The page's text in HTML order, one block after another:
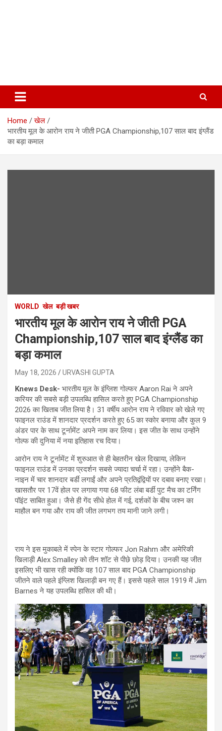
Home
खेल
भारतीय मूल के आरोन राय ने जीती PGA Championship,107 साल बाद इंग्लैंड
का बड़ा कमाल
WORLD खेल बड़ी खबर
भारतीय मूल के आरोन राय ने जीती PGA
Championship,107 साल बाद इंग्लैंड का
बड़ा कमाल
May 18, 2026 URVASHI GUPTA
Knews Desk- भारतीय मूल के इंग्लिश गोल्फर Aaron Rai ने अपने
करियर की सबसे बड़ी उपलब्धि हासिल करते हुए PGA Championship
2026 का खिताब जीत लिया है। 31 वर्षीय आरोन राय ने रविवार को खेले गए
फाइनल राउंड में शानदार प्रदर्शन करते हुए 65 का स्कोर बनाया और कुल 9
अंडर पार के साथ टूर्नामेंट अपने नाम कर लिया। इस जीत के साथ उन्होंने
गोल्फ की दुनिया में नया इतिहास रच दिया।
आरोन राय ने टूर्नामेंट में शुरुआत से ही बेहतरीन खेल दिखाया, लेकिन
फाइनल राउंड में उनका प्रदर्शन सबसे ज्यादा चर्चा में रहा। उन्होंने बैक-
नाइन में चार शानदार बर्डी लगाईं और अपने प्रतिद्वंद्वियों पर दबाव बनाए रखा।
खासतौर पर 17वें होल पर लगाया गया 68 फीट लंबा बर्डी पुट मैच का टर्निंग
पॉइंट साबित हुआ। जैसे ही गेंद सीधे होल में गई, दर्शकों के बीच जश्न का
माहौल बन गया और राय की जीत लगभग तय मानी जाने लगी।
राय ने इस मुकाबले में स्पेन के स्टार गोल्फर Jon Rahm और अमेरिकी
खिलाड़ी Alex Smalley को तीन शॉट से पीछे छोड़ दिया। उनकी यह जीत
इसलिए भी खास रही क्योंकि वह 107 साल बाद PGA Championship
जीतने वाले पहले इंग्लिश खिलाड़ी बन गए हैं। इससे पहले साल 1919 में Jim
Barnes ने यह उपलब्धि हासिल की थी।